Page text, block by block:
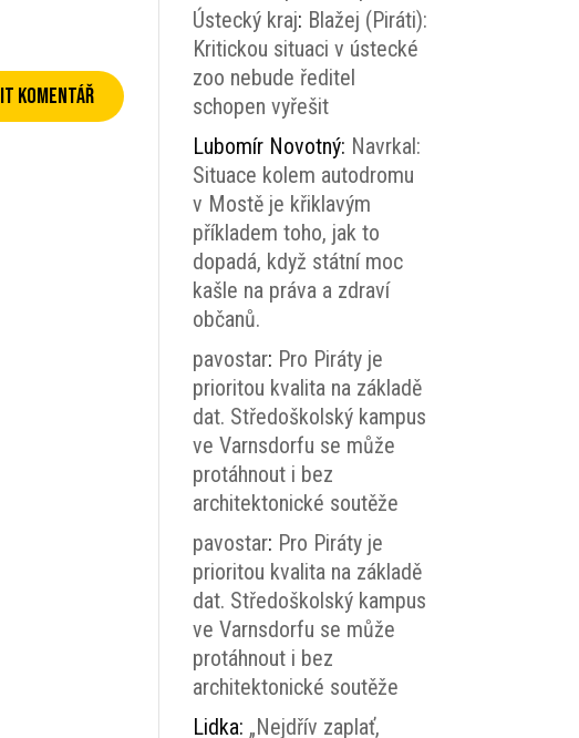
Ústecký kraj: Blažej (Piráti):
Kritickou situaci v ústecké
zoo nebude ředitel
schopen vyřešit
Lubomír Novotný: Navrkal:
Situace kolem autodromu
v Mostě je křiklavým
příkladem toho, jak to
dopadá, když státní moc
kašle na práva a zdraví
občanů.
pavostar: Pro Piráty je
prioritou kvalita na základě
dat. Středoškolský kampus
ve Varnsdorfu se může
protáhnout i bez
architektonické soutěže
pavostar: Pro Piráty je
prioritou kvalita na základě
dat. Středoškolský kampus
ve Varnsdorfu se může
protáhnout i bez
architektonické soutěže
Lidka: „Nejdřív zaplať,